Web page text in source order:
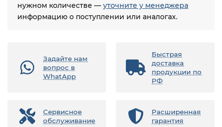
нужном количестве — уточните у менеджера
информацию о поступлении или аналогах.
Задайте нам
вопрос в
WhatApp
Быстрая
доставка
продукции по
РФ
Сервисное
обслуживание
Расширенная
гарантия